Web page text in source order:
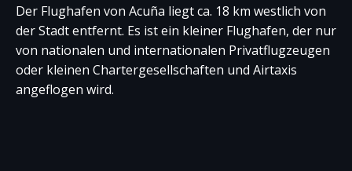
Der Flughafen von Acuña liegt ca. 18 km westlich von
der Stadt entfernt. Es ist ein kleiner Flughafen, der nur
von nationalen und internationalen Privatflugzeugen
oder kleinen Chartergesellschaften und Airtaxis
angeflogen wird.